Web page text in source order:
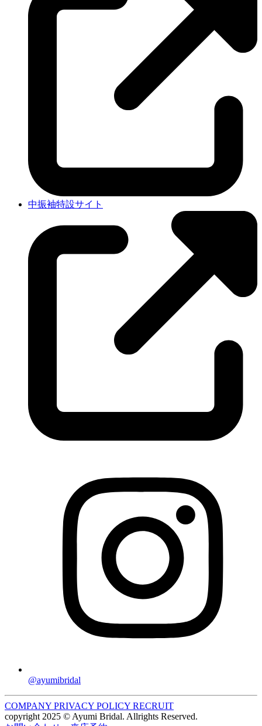
中振袖特設サイト
@ayumibridal
COMPANY PRIVACY POLICY RECRUIT
copyright 2025 © Ayumi Bridal. Allrights Reserved.